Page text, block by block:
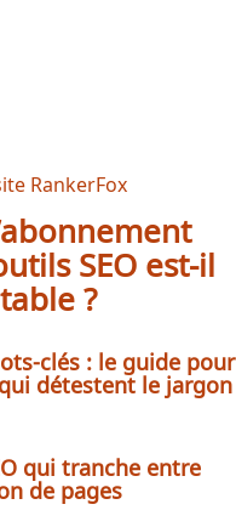
SEO est-il
?
clés : le guide pour
détestent le jargon
qui tranche entre
de pages